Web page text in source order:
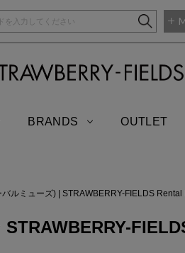
BRANDS OUTLET
ルミューズ) STRAWBERRY-FIELDS
STRAWBERRY-